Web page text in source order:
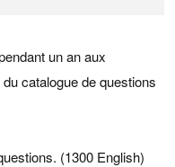
un an aux
du catalogue de questions
(1300 English)